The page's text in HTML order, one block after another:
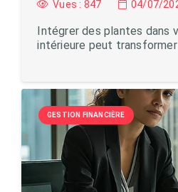
Vues : 847 04/07/
Intégrer des plantes dans
intérieure peut
GESTION FINANCIÈRE